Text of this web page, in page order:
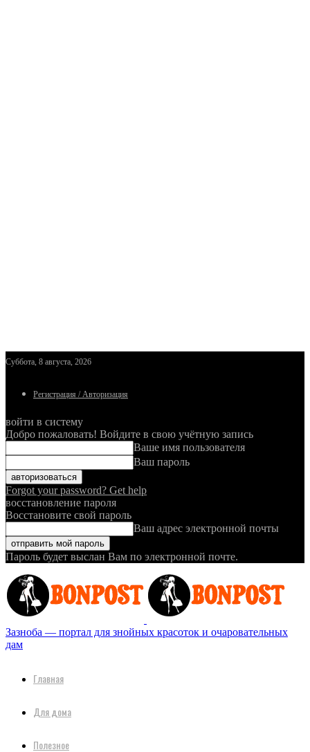
Суббота, 8 августа, 2026
Регистрация / Авторизация
войти в систему
Добро пожаловать! Войдите в свою учётную запись
Ваше имя пользователя
Ваш пароль
Forgot your password? Get help
восстановление пароля
Восстановите свой пароль
Ваш адрес электронной почты
Пароль будет выслан Вам по электронной почте.
Зазноба — портал для знойных красоток и очаровательных
дам
Главная
Для дома
Полезное